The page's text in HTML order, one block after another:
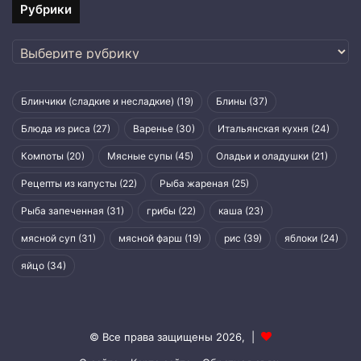
Рубрики
Рубрики
Блинчики (сладкие и несладкие) (19) Блины (37)
Блюда из риса (27) Варенье (30) Итальянская кухня (24)
Компоты (20) Мясные супы (45) Оладьи и оладушки (21)
Рецепты из капусты (22) Рыба жареная (25)
Рыба запеченная (31) грибы (22) каша (23)
мясной суп (31) мясной фарш (19) рис (39) яблоки (24)
яйцо (34)
© Все права защищены 2026, |